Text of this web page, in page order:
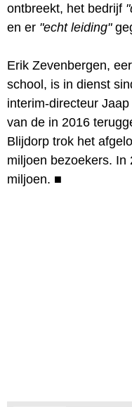
ontbreekt, het bedrijf
en er "echt leiding"
Erik Zevenbergen,
school, is in dienst
interim-directeur
van de in 2016
Blijdorp trok het
miljoen bezoekers. In
miljoen. ■